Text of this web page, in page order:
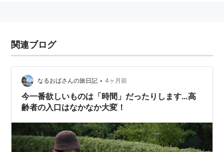
関連ブログ
なるおばさんの旅日記 • 4ヶ月前
今一番欲しいものは「時間」だったりします…高
齢者の入口はなかなか大変！